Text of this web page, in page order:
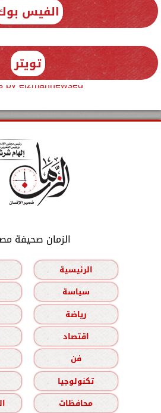
الفيس
تويتر
by elzmannewseg
الزمان صحيفة
الرئيسية
سياسة
رياضة
اقتصاد
فن
تكنولوجيا
محافظات